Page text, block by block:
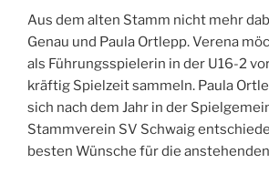
Aus dem alten Stamm nicht mehr
Genau und Paula Ortlepp. Verena
als Führungsspielerin in der U16-2
kräftig Spielzeit sammeln. Paula
sich nach dem Jahr in der
Stammverein SV Schwaig
besten Wünsche für die